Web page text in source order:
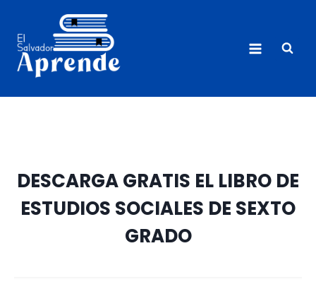
contenido
DESCARGA GRATIS EL LIBRO DE
ESTUDIOS SOCIALES DE SEXTO
GRADO